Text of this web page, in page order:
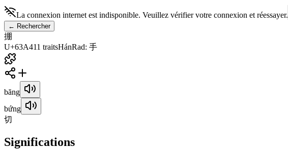
La connexion internet est indisponible. Veuillez vérifier votre connexion et réessayer.
← Rechercher
掤
U+63A411 traitsHánRad: 手
băng
bứng
切
Significations